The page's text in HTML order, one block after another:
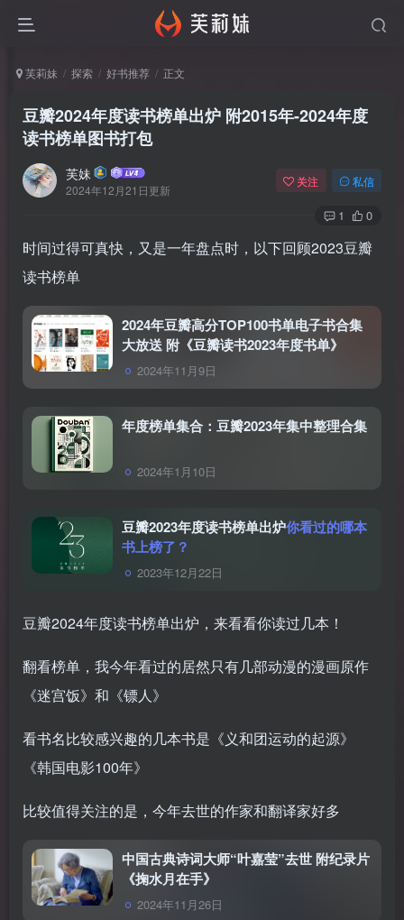
芙莉妹 探索 好书推荐 正文
豆瓣2024年度读书榜单出炉 附2015年-2024年度
读书榜单图书打包
芙妹
2024年12月21日更新
关注 私信
1 0
时间过得可真快，又是一年盘点时，以下回顾2023豆瓣
读书榜单
2024年豆瓣高分TOP100书单电子书合集
大放送 附《豆瓣读书2023年度书单》
2024年11月9日
年度榜单集合：豆瓣2023年集中整理合集
2024年1月10日
豆瓣2023年度读书榜单出炉你看过的哪本
书上榜了？
2023年12月22日
豆瓣2024年度读书榜单出炉，来看看你读过几本！
翻看榜单，我今年看过的居然只有几部动漫的漫画原作
《迷宫饭》和《镖人》
看书名比较感兴趣的几本书是《义和团运动的起源》
《韩国电影100年》
比较值得关注的是，今年去世的作家和翻译家好多
中国古典诗词大师“叶嘉莹”去世 附纪录片
《掬水月在手》
2024年11月26日